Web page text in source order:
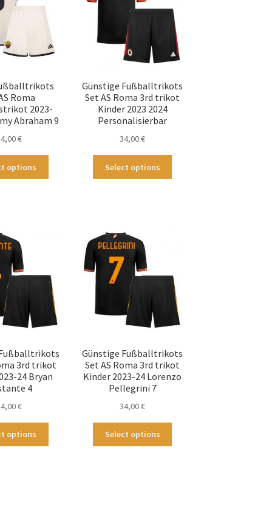
der
Produktseite
gewählt
auf
der
Produktseite
gewählt
Roma
2023-
Abraham 9
€
options
auf
der
Produktseite
gewählt
Günstige Fußballtrikots
Set AS Roma 3rd trikot
Kinder 2023 2024
Personalisierbar
34,00€
Select options
auf
der
Produktseite
gewählt
3rd trikot
24 Bryan
4
€
options
Günstige Fußballtrikots
Set AS Roma 3rd trikot
Kinder 2023-24 Lorenzo
Pellegrini 7
34,00€
Select options